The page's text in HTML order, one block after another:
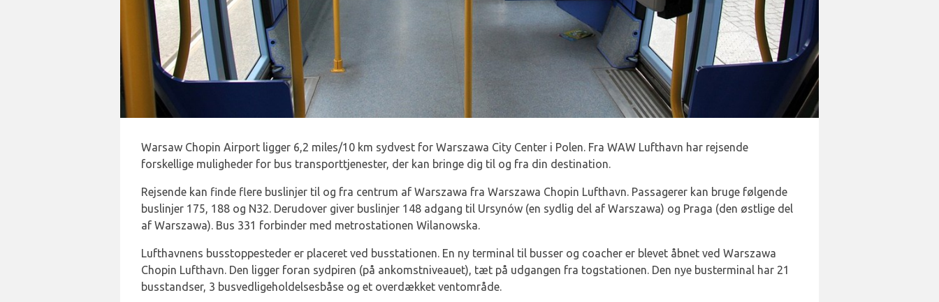
Warsaw Chopin Airport ligger 6,2 miles/10 km sydvest for Warszawa City Center i Polen. Fra WAW Lufthavn har rejsende
forskellige muligheder for bus transporttjenester, der kan bringe dig til og fra din destination.
Rejsende kan finde flere buslinjer til og fra centrum af Warszawa fra Warszawa Chopin Lufthavn. Passagerer kan bruge følgende
buslinjer 175, 188 og N32. Derudover giver buslinjer 148 adgang til Ursynów (en sydlig del af Warszawa) og Praga (den østlige del
af Warszawa). Bus 331 forbinder med metrostationen Wilanowska.
Lufthavnens busstoppesteder er placeret ved busstationen. En ny terminal til busser og coacher er blevet åbnet ved Warszawa
Chopin Lufthavn. Den ligger foran sydpiren (på ankomstniveauet), tæt på udgangen fra togstationen. Den nye busterminal har 21
busstandser, 3 busvedligeholdelsesbåse og et overdækket ventområde.